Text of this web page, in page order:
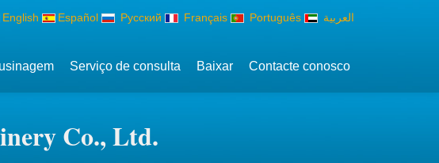
English Español Русский Français Português العربية
Serviço de consulta Baixar Contacte conosco
Co., Ltd.